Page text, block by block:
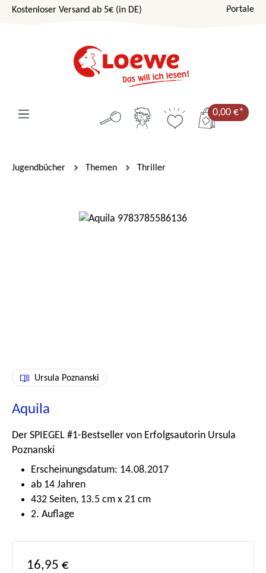
Zum Hauptinhalt springen
Kostenloser Versand ab 5€ (in DE) Portale
0,00 €*
Jugendbücher Themen Thriller
Bildergalerie überspringen
Ursula Poznanski
Aquila
Der SPIEGEL #1-Bestseller von Erfolgsautorin Ursula
Poznanski
Erscheinungsdatum: 14.08.2017
ab 14 Jahren
432 Seiten, 13.5 cm x 21 cm
2. Auflage
Regulärer Preis:
16,95 €